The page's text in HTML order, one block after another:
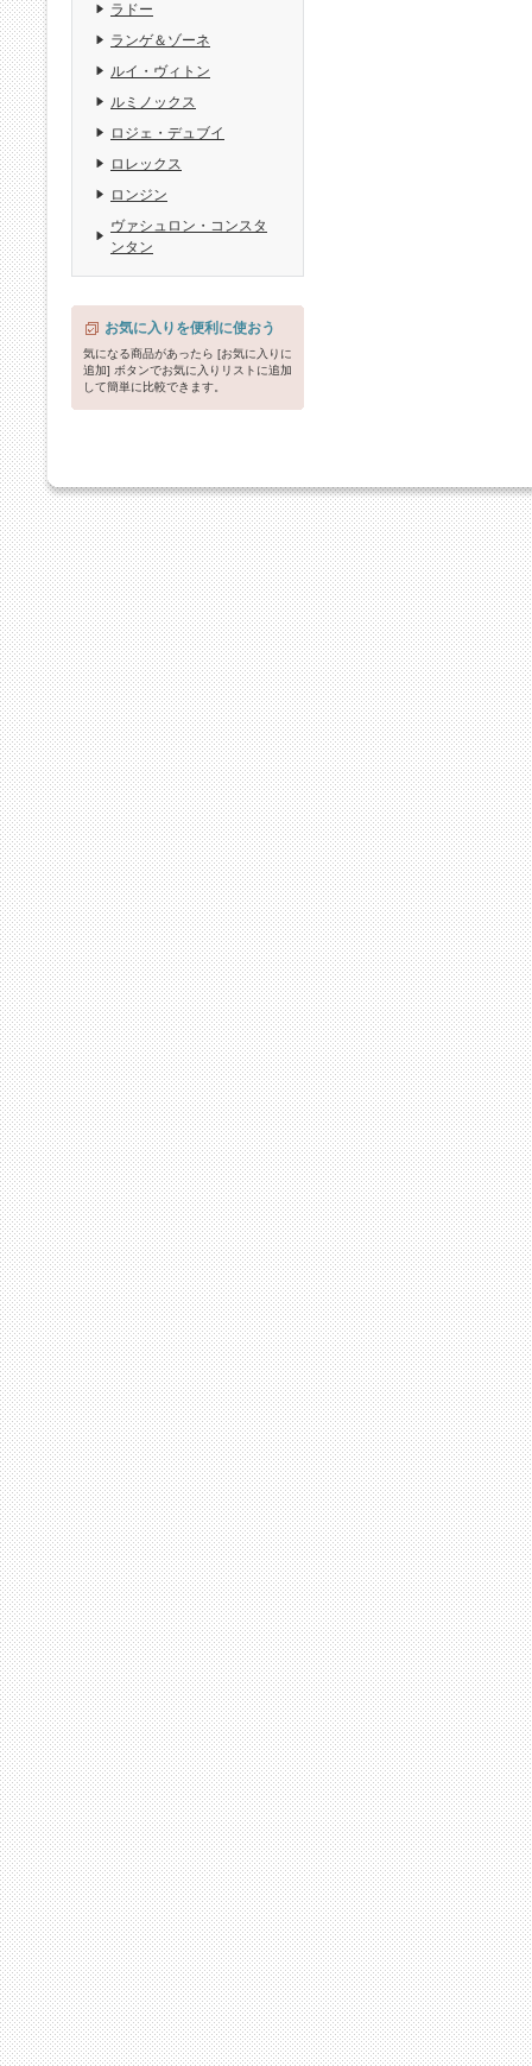
ラドー
ランゲ＆ゾーネ
ルイ・ヴィトン
ルミノックス
ロジェ・デュブイ
ロレックス
ロンジン
ヴァシュロン・コンスタ
ンタン
お気に入りを便利に使おう
気になる商品があったら [お気に入りに
追加] ボタンでお気に入りリストに追加
して簡単に比較できます。